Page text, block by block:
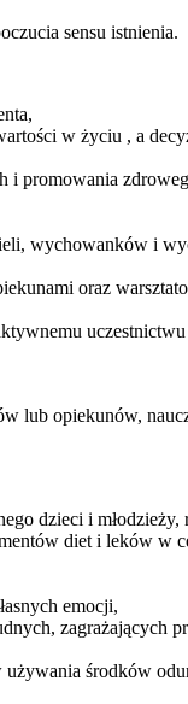
sensu istnienia.
w życiu , a
i promowania
wychowanków i
oraz
lub opiekunów,
dzieci i
diet i leków w
emocji,
zagrażających
środków